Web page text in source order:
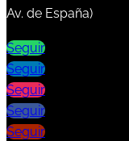
Av. de España)
Seguir
Seguir
Seguir
Seguir
Seguir